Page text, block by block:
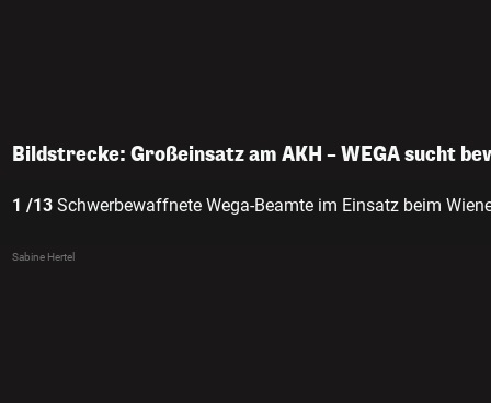
Bildstrecke: Großeinsatz am AKH – WEGA sucht
1 /13 Schwerbewaffnete Wega-Beamte im Einsatz beim
Sabine Hertel